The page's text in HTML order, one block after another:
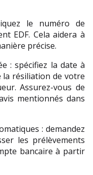
le numéro de
EDF. Cela aidera à
précise.
: spécifiez la date à
la résiliation de votre
Assurez-vous de
mentionnés dans
: demandez
les prélèvements
bancaire à partir